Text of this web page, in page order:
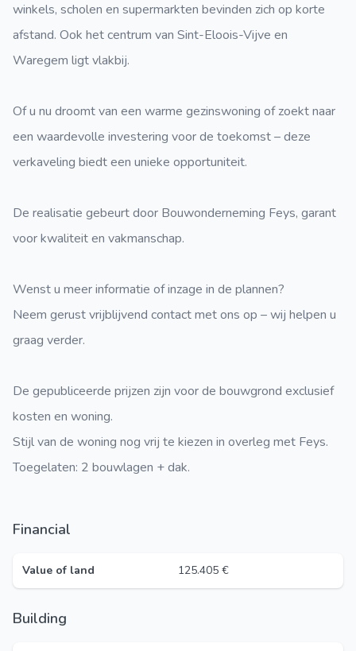
winkels, scholen en supermarkten bevinden zich op korte
afstand. Ook het centrum van Sint-Eloois-Vijve en
Waregem ligt vlakbij.
Of u nu droomt van een warme gezinswoning of zoekt naar
een waardevolle investering voor de toekomst – deze
verkaveling biedt een unieke opportuniteit.
De realisatie gebeurt door Bouwonderneming Feys, garant
voor kwaliteit en vakmanschap.
Wenst u meer informatie of inzage in de plannen?
Neem gerust vrijblijvend contact met ons op – wij helpen u
graag verder.
De gepubliceerde prijzen zijn voor de bouwgrond exclusief
kosten en woning.
Stijl van de woning nog vrij te kiezen in overleg met Feys.
Toegelaten: 2 bouwlagen + dak.
Financial
Value of land 125.405 €
Building